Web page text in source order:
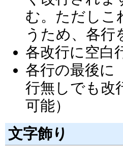
む。ただしこ
うため、各行
各改行に空白
各行の最後に
行無しでも改
可能）
文字飾り